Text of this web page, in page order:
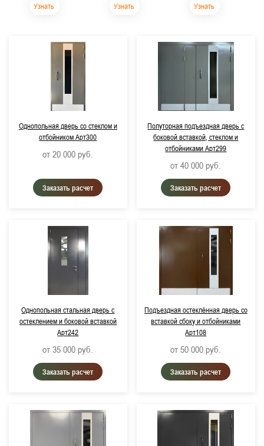
Узнать Узнать Узнать
Однопольная дверь со стеклом и
отбойником Арт300
от 20 000 руб.
Заказать расчет
Полуторная подъездная дверь с
боковой вставкой, стеклом и
отбойниками Арт299
от 40 000 руб.
Заказать расчет
Однопольная стальная дверь с
остеклением и боковой вставкой
Арт242
от 35 000 руб.
Заказать расчет
Подъездная остеклённая дверь со
вставкой сбоку и отбойниками
Арт108
от 50 000 руб.
Заказать расчет